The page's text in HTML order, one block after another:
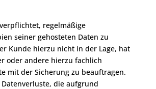
regelmäßige
seiner gehosteten Daten zu
Kunde hierzu nicht in der Lage, hat
oder andere hierzu fachlich
mit der Sicherung zu beauftragen.
die aufgrund